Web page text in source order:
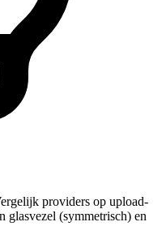
providers op upload-
glasvezel (symmetrisch) en